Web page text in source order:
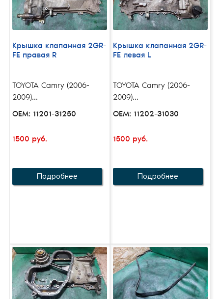
Крышка клапанная 2GR-
FE правая R
TOYOTA Camry (2006-
2009)...
OEM: 11201-31250
1500 руб.
Подробнее
Крышка клапанная 2GR-
FE левая L
TOYOTA Camry (2006-
2009)...
OEM: 11202-31030
1500 руб.
Подробнее